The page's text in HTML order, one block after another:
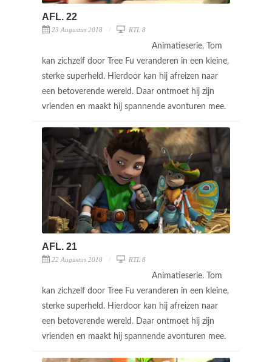
AFL. 22
23 Augustus 2018 RTL 8
Animatieserie. Tom
kan zichzelf door Tree Fu veranderen in een kleine,
sterke superheld. Hierdoor kan hij afreizen naar
een betoverende wereld. Daar ontmoet hij zijn
vrienden en maakt hij spannende avonturen mee.
AFL. 21
22 Augustus 2018 RTL 8
Animatieserie. Tom
kan zichzelf door Tree Fu veranderen in een kleine,
sterke superheld. Hierdoor kan hij afreizen naar
een betoverende wereld. Daar ontmoet hij zijn
vrienden en maakt hij spannende avonturen mee.